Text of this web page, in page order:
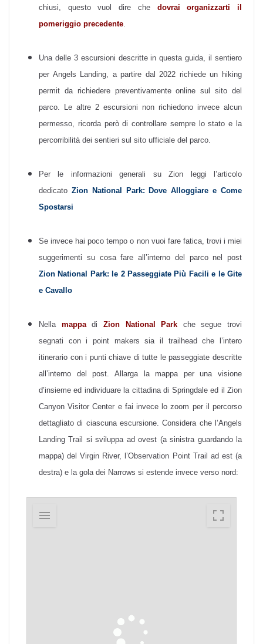
chiusi, questo vuol dire che dovrai organizzarti il
pomeriggio precedente
Una delle 3 escursioni descritte in questa guida, il sentiero
per Angels Landing, a partire dal 2022 richiede un hiking
permit da richiedere preventivamente online sul sito del
parco. Le altre 2 escursioni non richiedono invece alcun
permesso, ricorda però di controllare sempre lo stato e la
percorribilità dei sentieri sul sito ufficiale del parco.
Per le informazioni generali su Zion leggi l’articolo
dedicato Zion National Park: Dove Alloggiare e Come
Spostarsi
Se invece hai poco tempo o non vuoi fare fatica, trovi i miei
suggerimenti su cosa fare all’interno del parco nel post
Zion National Park: le 2 Passeggiate Più Facili e le Gite
e Cavallo
Nella mappa di Zion National Park che segue trovi
segnati con i point makers sia il trailhead che l’intero
itinerario con i punti chiave di tutte le passeggiate descritte
all’interno del post. Allarga la mappa per una visione
d’insieme ed individuare la cittadina di Springdale ed il Zion
Canyon Visitor Center e fai invece lo zoom per il percorso
dettagliato di ciascuna escursione. Considera che l’Angels
Landing Trail si sviluppa ad ovest (a sinistra guardando la
mappa) del Virgin River, l’Observation Point Trail ad est (a
destra) e la gola dei Narrows si estende invece verso nord: